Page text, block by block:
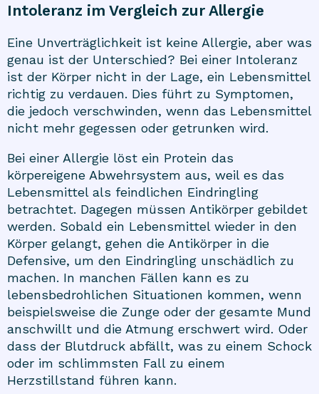
Intoleranz im Vergleich zur Allergie
Eine Unverträglichkeit ist keine Allergie, aber was
genau ist der Unterschied? Bei einer Intoleranz
ist der Körper nicht in der Lage, ein Lebensmittel
richtig zu verdauen. Dies führt zu Symptomen,
die jedoch verschwinden, wenn das Lebensmittel
nicht mehr gegessen oder getrunken wird.
Bei einer Allergie löst ein Protein das
körpereigene Abwehrsystem aus, weil es das
Lebensmittel als feindlichen Eindringling
betrachtet. Dagegen müssen Antikörper gebildet
werden. Sobald ein Lebensmittel wieder in den
Körper gelangt, gehen die Antikörper in die
Defensive, um den Eindringling unschädlich zu
machen. In manchen Fällen kann es zu
lebensbedrohlichen Situationen kommen, wenn
beispielsweise die Zunge oder der gesamte Mund
anschwillt und die Atmung erschwert wird. Oder
dass der Blutdruck abfällt, was zu einem Schock
oder im schlimmsten Fall zu einem
Herzstillstand führen kann.